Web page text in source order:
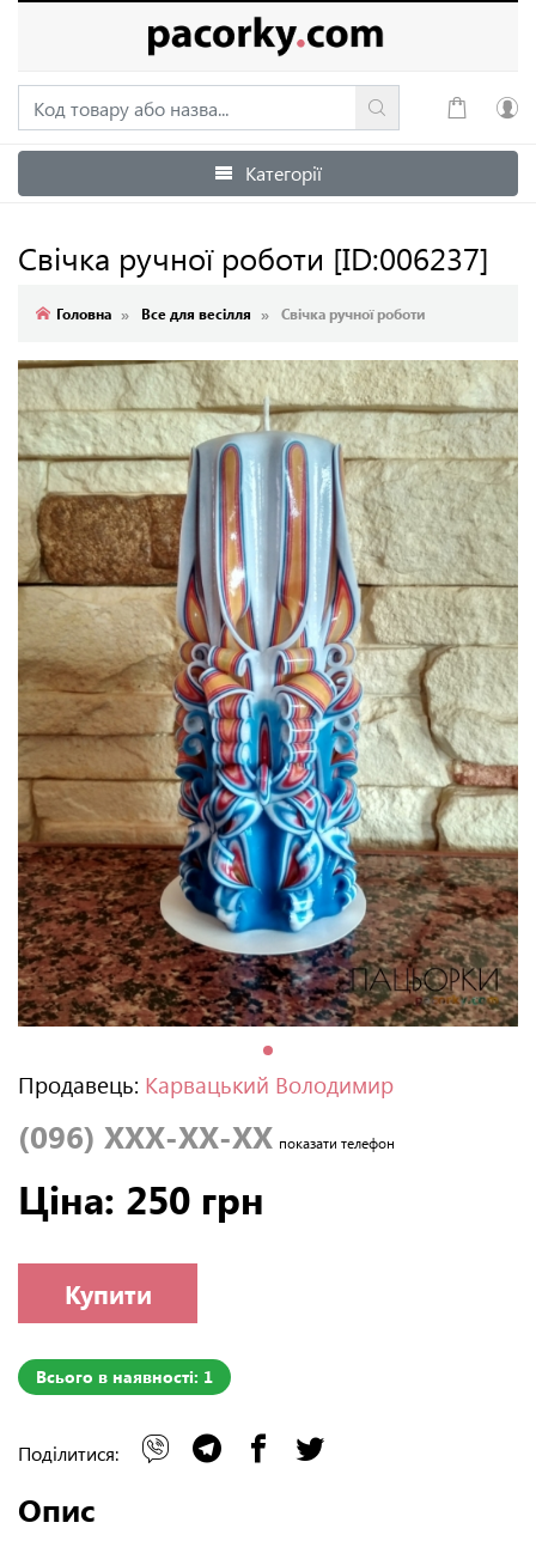
Увійти
Категорії
Свічка ручної роботи [ID:006237]
Головна Все для весілля Свічка ручної роботи
Продавець: Карвацький Володимир
(096) XXX-XX-XX показати телефон
Ціна: 250 грн
Купити
Всього в наявності: 1
Поділитися:
Опис